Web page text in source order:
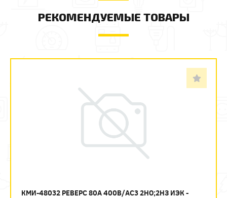
РЕКОМЕНДУЕМЫЕ ТОВАРЫ
КМИ-48032 РЕВЕРС 80А 400В/АС3 2НО;2НЗ ИЭК -